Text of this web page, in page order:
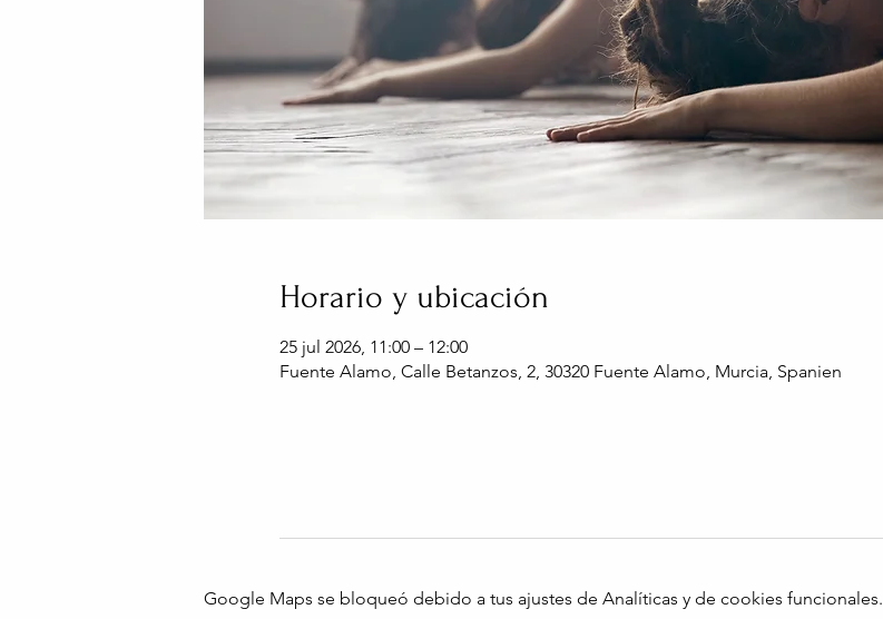
Horario y ubicación
25 jul 2026, 11:00 – 12:00
Fuente Alamo, Calle Betanzos, 2, 30320 Fuente Alamo, Murcia, Spanien
Google Maps se bloqueó debido a tus ajustes de Analíticas y de cookies funcionales.